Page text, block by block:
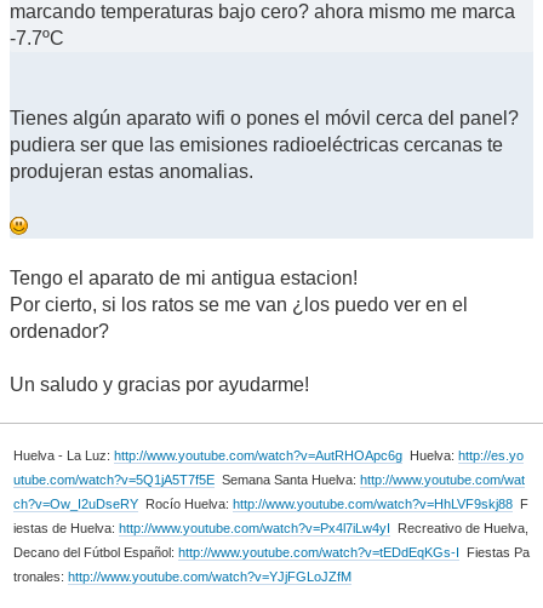
marcando temperaturas bajo cero? ahora mismo me marca
-7.7ºC
Tienes algún aparato wifi o pones el móvil cerca del panel?
pudiera ser que las emisiones radioeléctricas cercanas te
produjeran estas anomalias.
Tengo el aparato de mi antigua estacion!
Por cierto, si los ratos se me van ¿los puedo ver en el
ordenador?
Un saludo y gracias por ayudarme!
Huelva - La Luz: http://www.youtube.com/watch?v=AutRHOApc6gHuelva: http://es.yo
utube.com/watch?v=5Q1jA5T7f5ESemana Santa Huelva: http://www.youtube.com/wat
ch?v=Ow_I2uDseRYRocío Huelva: http://www.youtube.com/watch?v=HhLVF9skj88F
iestas de Huelva: http://www.youtube.com/watch?v=Px4l7iLw4yI Recreativo de Huelva,
Decano del Fútbol Español: http://www.youtube.com/watch?v=tEDdEqKGs-I Fiestas Pa
tronales: http://www.youtube.com/watch?v=YJjFGLoJZfM